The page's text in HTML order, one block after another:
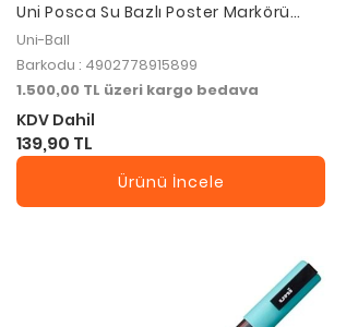
Uni Posca Su Bazlı Poster Markörü
0.9-1.3 Mm Açık Turuncu PC-3M
Uni-Ball
Barkodu : 4902778915899
1.500,00 TL üzeri kargo bedava
KDV Dahil
139,90 TL
Ürünü İncele